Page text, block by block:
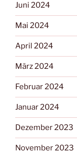
Juni 2024
Mai 2024
April 2024
März 2024
Februar 2024
Januar 2024
Dezember 2023
November 2023